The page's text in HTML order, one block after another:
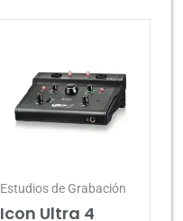
Estudios de Grabación
Icon Ultra 4